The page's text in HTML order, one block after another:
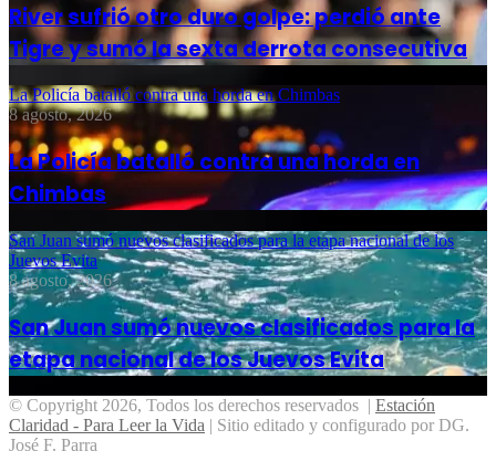
River sufrió otro duro golpe: perdió ante
Tigre y sumó la sexta derrota consecutiva
La Policía batalló contra una horda en Chimbas
8 agosto, 2026
La Policía batalló contra una horda en
Chimbas
San Juan sumó nuevos clasificados para la etapa nacional de los
Juevos Evita
8 agosto, 2026
San Juan sumó nuevos clasificados para la
etapa nacional de los Juevos Evita
© Copyright 2026, Todos los derechos reservados | Estación
Claridad - Para Leer la Vida | Sitio editado y configurado por DG.
José F. Parra